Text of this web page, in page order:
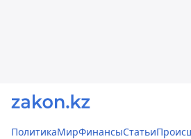
ПолитикаМирФинансыСтатьи